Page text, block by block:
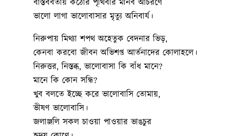
বাস্তববতায় কঠোর পৃথিবীর মানব আচরণে
ভালো লাগা ভালোবাসার মৃত্যু অনিবার্য।
নিরুপায় মিথ্যা শপথ অহেতুক বেদনার ভিড়,
কেনবা করবো জীবন অভিশপ্ত আর্তনাদের কোলাহলে।
নিরুত্তর, নিস্তব্ধ, ভালোবাসা কি বাঁধ মানে?
মানে কি কোন সন্ধি?
খুব বলতে ইচ্ছে করে ভালোবাসি তোমায়,
ভীষণ ভালোবাসি।
জলাঞ্জলি সকল চাওয়া পাওয়ার ভাঙচুর